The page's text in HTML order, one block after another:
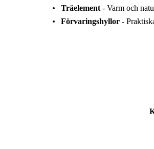
Träelement - Varm och
Förvaringshyllor -